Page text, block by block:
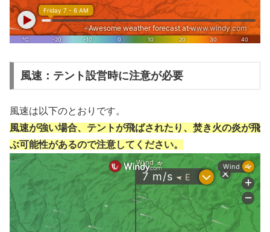
風速：テント設営時に注意が必要
風速は以下のとおりです。
風速が強い場合、テントが飛ばされたり、焚き火の炎が飛
ぶ可能性があるので注意してください。